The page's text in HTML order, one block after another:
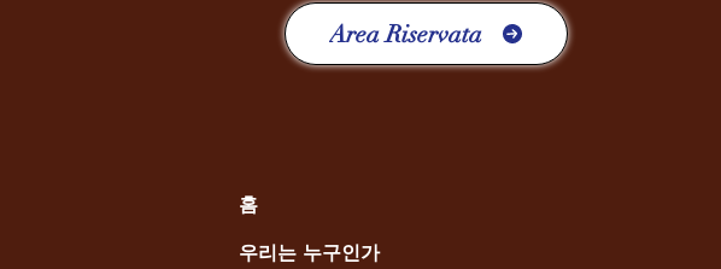
Area Riservata
홈
우리는 누구인가